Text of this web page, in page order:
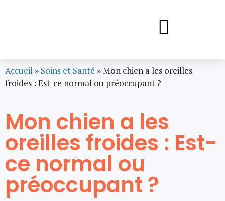
Accueil » Soins et Santé »Mon chien a les oreilles
froides : Est-ce normal ou préoccupant ?
Mon chien a les
oreilles froides : Est-
ce normal ou
préoccupant ?